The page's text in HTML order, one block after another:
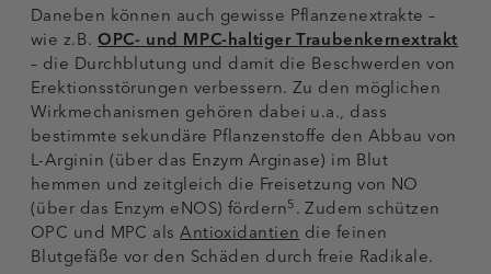
Daneben können auch gewisse Pflanzenextrakte –
wie z.B.OPC- und MPC-haltiger Traubenkernextrakt
– die Durchblutung und damit die Beschwerden von
Erektionsstörungen verbessern. Zu den möglichen
Wirkmechanismen gehören dabei u.a., dass
bestimmte sekundäre Pflanzenstoffe den Abbau von
L-Arginin (über das Enzym Arginase) im Blut
hemmen und zeitgleich die Freisetzung von NO
(über das Enzym eNOS) fördern5. Zudem schützen
OPC und MPC alsAntioxidantiendie feinen
Blutgefäße vor den Schäden durch freie Radikale.